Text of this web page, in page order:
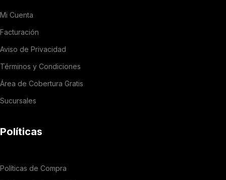
Mi Cuenta
Facturación
Aviso de Privacidad
Términos y Condiciones
Área de Cobertura Gratis
Sucursales
Políticas
Políticas de Compra